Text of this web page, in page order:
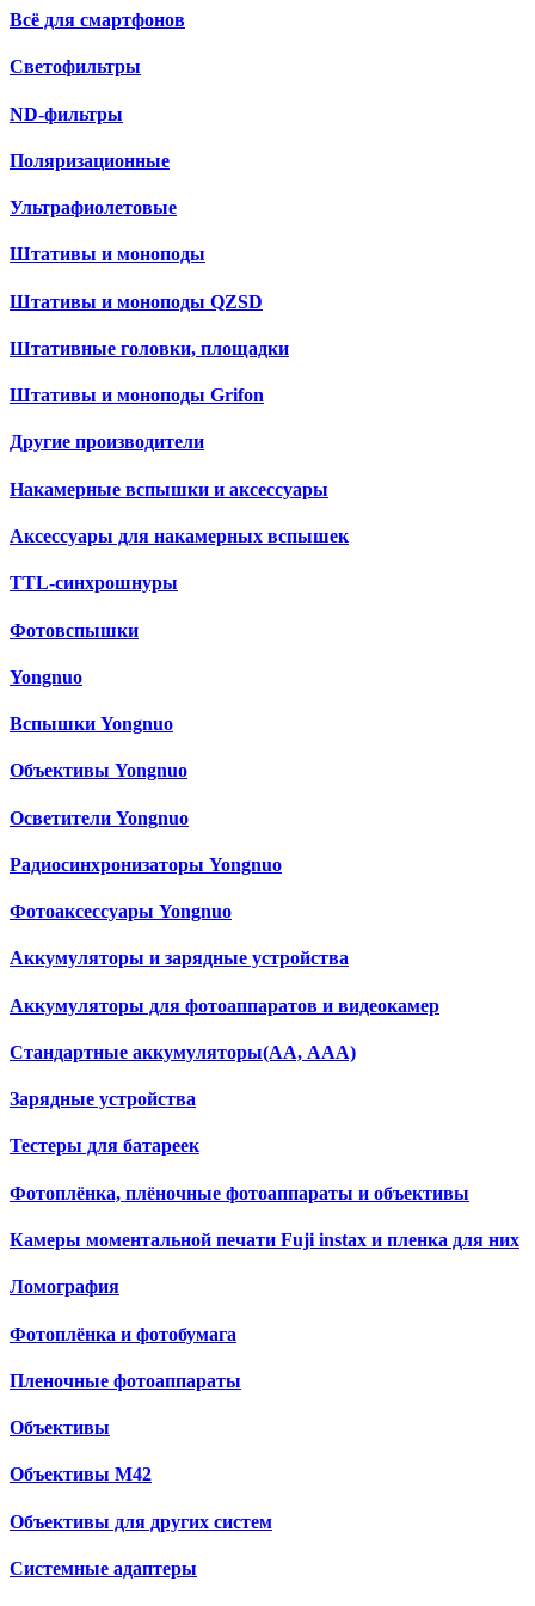
Всё для смартфонов
Светофильтры
ND-фильтры
Поляризационные
Ультрафиолетовые
Штативы и моноподы
Штативы и моноподы QZSD
Штативные головки, площадки
Штативы и моноподы Grifon
Другие производители
Накамерные вспышки и аксессуары
Аксессуары для накамерных вспышек
TTL-синхрошнуры
Фотовспышки
Yongnuo
Вспышки Yongnuo
Объективы Yongnuo
Осветители Yongnuo
Радиосинхронизаторы Yongnuo
Фотоаксессуары Yongnuo
Аккумуляторы и зарядные устройства
Аккумуляторы для фотоаппаратов и видеокамер
Cтандартные аккумуляторы(АА, ААА)
Зарядные устройства
Тестеры для батареек
Фотоплёнка, плёночные фотоаппараты и объективы
Камеры моментальной печати Fuji instax и пленка для них
Ломография
Фотоплёнка и фотобумага
Пленочные фотоаппараты
Объективы
Объективы М42
Объективы для других систем
Cистемные адаптеры